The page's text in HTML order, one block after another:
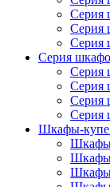
Серия
Серия
Серия
Серия
Серия
Серия
Серия
Серия
Шкафы-купе